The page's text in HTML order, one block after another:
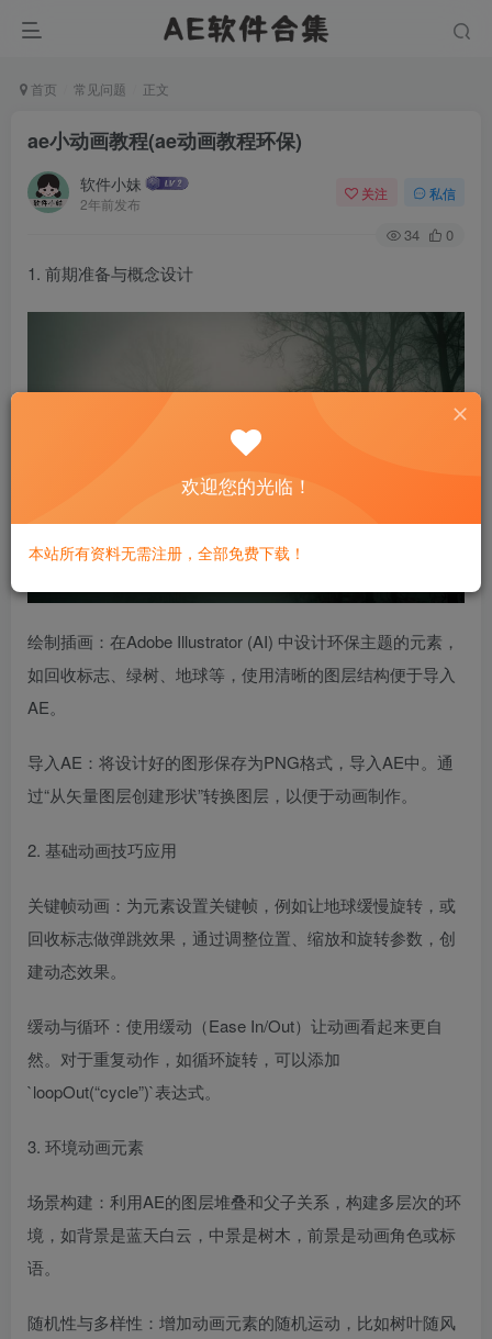
首页 常见问题 正文
ae小动画教程(ae动画教程环保)
软件小妹
2年前发布
关注 私信
34 0
1. 前期准备与概念设计
绘制插画：在Adobe Illustrator (AI) 中设计环保主题的元素，
如回收标志、绿树、地球等，使用清晰的图层结构便于导入
AE。
导入AE：将设计好的图形保存为PNG格式，导入AE中。通
过“从矢量图层创建形状”转换图层，以便于动画制作。
2. 基础动画技巧应用
关键帧动画：为元素设置关键帧，例如让地球缓慢旋转，或
回收标志做弹跳效果，通过调整位置、缩放和旋转参数，创
建动态效果。
缓动与循环：使用缓动（Ease In/Out）让动画看起来更自
然。对于重复动作，如循环旋转，可以添加
`loopOut(“cycle”)`表达式。
3. 环境动画元素
场景构建：利用AE的图层堆叠和父子关系，构建多层次的环
境，如背景是蓝天白云，中景是树木，前景是动画角色或标
语。
随机性与多样性：增加动画元素的随机运动，比如树叶随风
欢迎您的光临！
本站所有资料无需注册，全部免费下载！